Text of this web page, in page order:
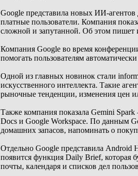
Google представила новых ИИ-
платные пользователи. Компания
сложной и запутанной. Об этом пишет
Компания Google во время
помогать пользователям
Одной из главных новинок стали
искусственного интеллекта. Такие
рыночные тенденции, изменения цен
Также компания показала Gemini
Docs и Google Workspace. По данным
домашних запасов, напоминать о
Отдельно Google представила
появится функция Daily Brief, которая
почты, календаря и списков дел